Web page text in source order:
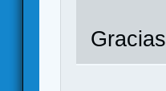
Gracias